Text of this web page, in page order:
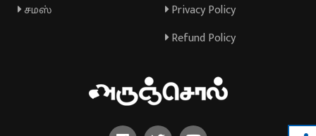
சமஸ்
Privacy Policy
Refund Policy